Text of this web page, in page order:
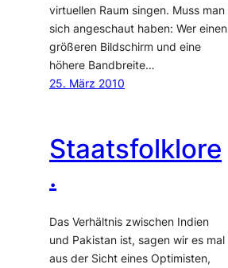
virtuellen Raum singen. Muss man
sich angeschaut haben: Wer einen
größeren Bildschirm und eine
höhere Bandbreite…
25. März 2010
Staatsfolklore
.
Das Verhältnis zwischen Indien
und Pakistan ist, sagen wir es mal
aus der Sicht eines Optimisten,